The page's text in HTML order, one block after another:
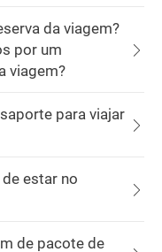
da viagem?
por um
viagem?
para viajar
estar no
de pacote de